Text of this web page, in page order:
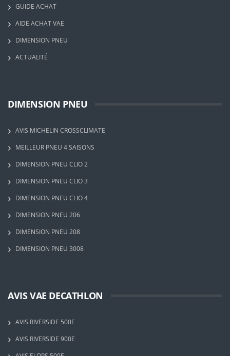
GUIDE ACHAT
AIDE ACHAT VAE
DIMENSION PNEU
ACTUALITÉ
DIMENSION PNEU
AVIS MICHELIN CROSSCLIMATE
MEILLEUR PNEU 4 SAISONS
DIMENSION PNEU CLIO 2
DIMENSION PNEU CLIO 3
DIMENSION PNEU CLIO 4
DIMENSION PNEU 206
DIMENSION PNEU 208
DIMENSION PNEU 3008
AVIS VAE DECATHLON
AVIS RIVERSIDE 500E
AVIS RIVERSIDE 900E